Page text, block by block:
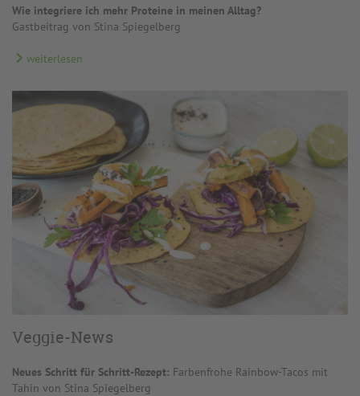
Wie integriere ich mehr Proteine in meinen Alltag?
Gastbeitrag von Stina Spiegelberg
weiterlesen
Veggie-News
Neues Schritt für Schritt-Rezept: Farbenfrohe Rainbow-Tacos mit
Tahin von Stina Spiegelberg